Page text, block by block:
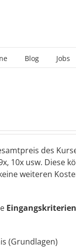
Blog Jobs
des
10x usw. Diese
weiteren
(Grundlagen)